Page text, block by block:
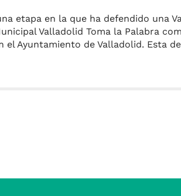
etapa en la que ha defendido una
Valladolid Toma la Palabra
Ayuntamiento de Valladolid. Esta